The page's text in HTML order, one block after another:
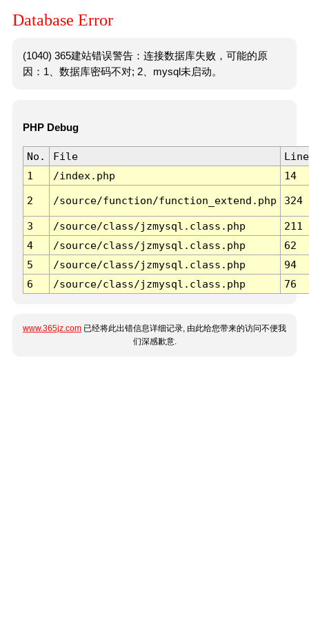
Database Error
(1040) 365建站错误警告：连接数据库失败，可能的原
因：1、数据库密码不对; 2、mysql未启动。
PHP Debug
No. File
Line
1
/index.php 14
2 /source/function/function_extend.php 324
3 /source/class/jzmysql.class.php
211
4
/source/class/jzmysql.class.php
62
5
/source/class/jzmysql.class.php
94
6
/source/class/jzmysql.class.php 76
www.365jz.com 已经将此出错信息详细记录, 由此给您带来的访问不便我
们深感歉意.